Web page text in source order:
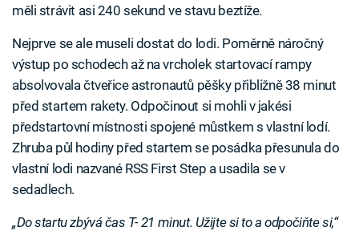
měli strávit asi 240 sekund ve stavu beztíže.
Nejprve se ale museli dostat do lodi. Poměrně náročný
výstup po schodech až na vrcholek startovací rampy
absolvovala čtveřice astronautů pěšky přibližně 38 minut
před startem rakety. Odpočinout si mohli v jakési
předstartovní místnosti spojené můstkem s vlastní lodí.
Zhruba půl hodiny před startem se posádka přesunula do
vlastní lodi nazvané RSS First Step a usadila se v
sedadlech.
„Do startu zbývá čas T- 21 minut. Užijte si to a odpočiňte si,“